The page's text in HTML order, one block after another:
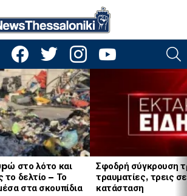
facebooktwitter instagramyoutube
στο λότο και
το δελτίο – Το
στα σκουπίδια
Σφοδρή σύγκρουση
τραυματίες, τρεις
κατάσταση